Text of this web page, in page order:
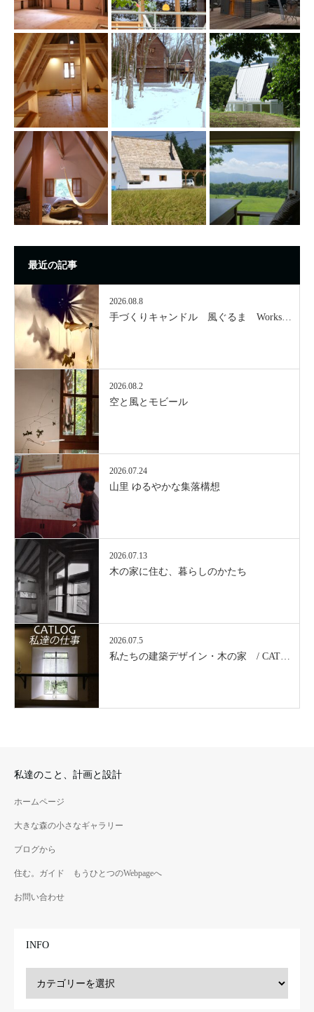
最近の記事
2026.08.8
手づくりキャンドル 風ぐるま Works…
2026.08.2
空と風とモビール
2026.07.24
山里 ゆるやかな集落構想
2026.07.13
木の家に住む、暮らしのかたち
2026.07.5
私たちの建築デザイン・木の家 / CAT…
私達のこと、計画と設計
ホームページ
大きな森の小さなギャラリー
ブログから
住む。ガイド もうひとつのWebpageへ
お問い合わせ
INFO